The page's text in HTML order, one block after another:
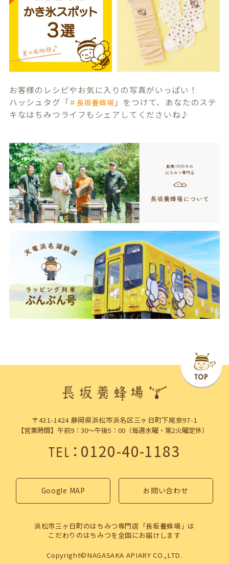
お客様のレシピやお気に入りの写真がいっぱい！
ハッシュタグ「＃長坂養蜂場 」をつけて、あなたのステ
キなはちみつライフもシェアしてくださいね♪
〒431-1424 静岡県浜松市浜名区三ヶ日町下尾奈97-1
【営業時間】午前9：30～午後5：00（毎週水曜・第2火曜定休）
TEL：0120-40-1183
Google MAP お問い合わせ
浜松市三ヶ日町のはちみつ専門店「長坂養蜂場」は
こだわりのはちみつを全国にお届けします
Copyright©NAGASAKA APIARY CO.,LTD.